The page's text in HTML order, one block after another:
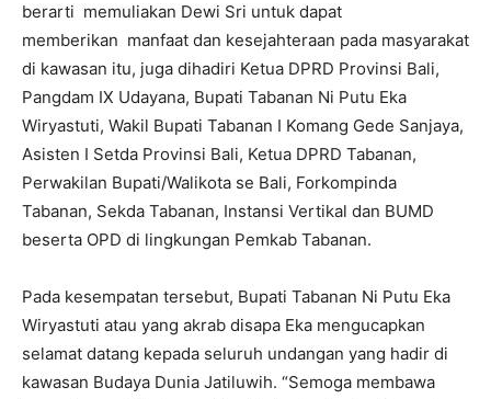
berarti memuliakan Dewi Sri untuk dapat
memberikan manfaat dan kesejahteraan pada masyarakat
di kawasan itu, juga dihadiri Ketua DPRD Provinsi Bali,
Pangdam IX Udayana, Bupati Tabanan Ni Putu Eka
Wiryastuti, Wakil Bupati Tabanan I Komang Gede Sanjaya,
Asisten I Setda Provinsi Bali, Ketua DPRD Tabanan,
Perwakilan Bupati/Walikota se Bali, Forkompinda
Tabanan, Sekda Tabanan, Instansi Vertikal dan BUMD
beserta OPD di lingkungan Pemkab Tabanan.
Pada kesempatan tersebut, Bupati Tabanan Ni Putu Eka
Wiryastuti atau yang akrab disapa Eka mengucapkan
selamat datang kepada seluruh undangan yang hadir di
kawasan Budaya Dunia Jatiluwih. “Semoga membawa